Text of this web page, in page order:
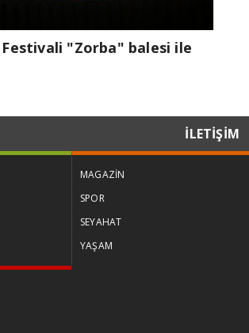
"Zorba" balesi ile
İLETİŞİM
MAGAZİN
SPOR
SEYAHAT
YAŞAM